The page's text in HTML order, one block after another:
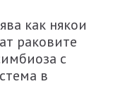
как някои
раковите
с
в